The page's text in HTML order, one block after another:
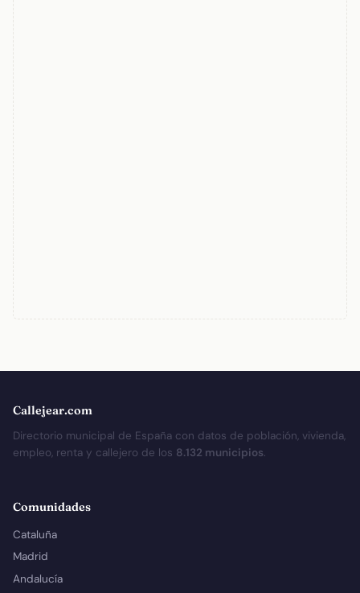
Callejear.com
Directorio municipal de España con datos de población, vivienda,
empleo, renta y callejero de los 8.132 municipios.
Comunidades
Cataluña
Madrid
Andalucía